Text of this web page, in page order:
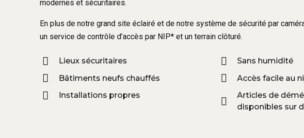
modernes et sécuritaires.
En plus de notre grand site éclairé et de notre système de sécurité par
un service de contrôle d’accès par NIP* et un terrain clôturé.
Lieux sécuritaires
Bâtiments neufs chauffés
Installations propres
Sans humidité
Accès facile au
Articles de
disponibles sur